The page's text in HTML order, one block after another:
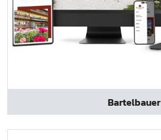
Bartelbauer